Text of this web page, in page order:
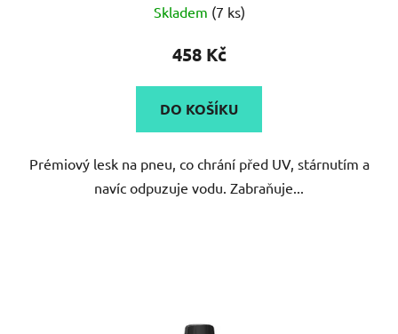
Skladem (7 ks)
458 Kč
DO KOŠÍKU
Prémiový lesk na pneu, co chrání před UV, stárnutím a
navíc odpuzuje vodu. Zabraňuje...